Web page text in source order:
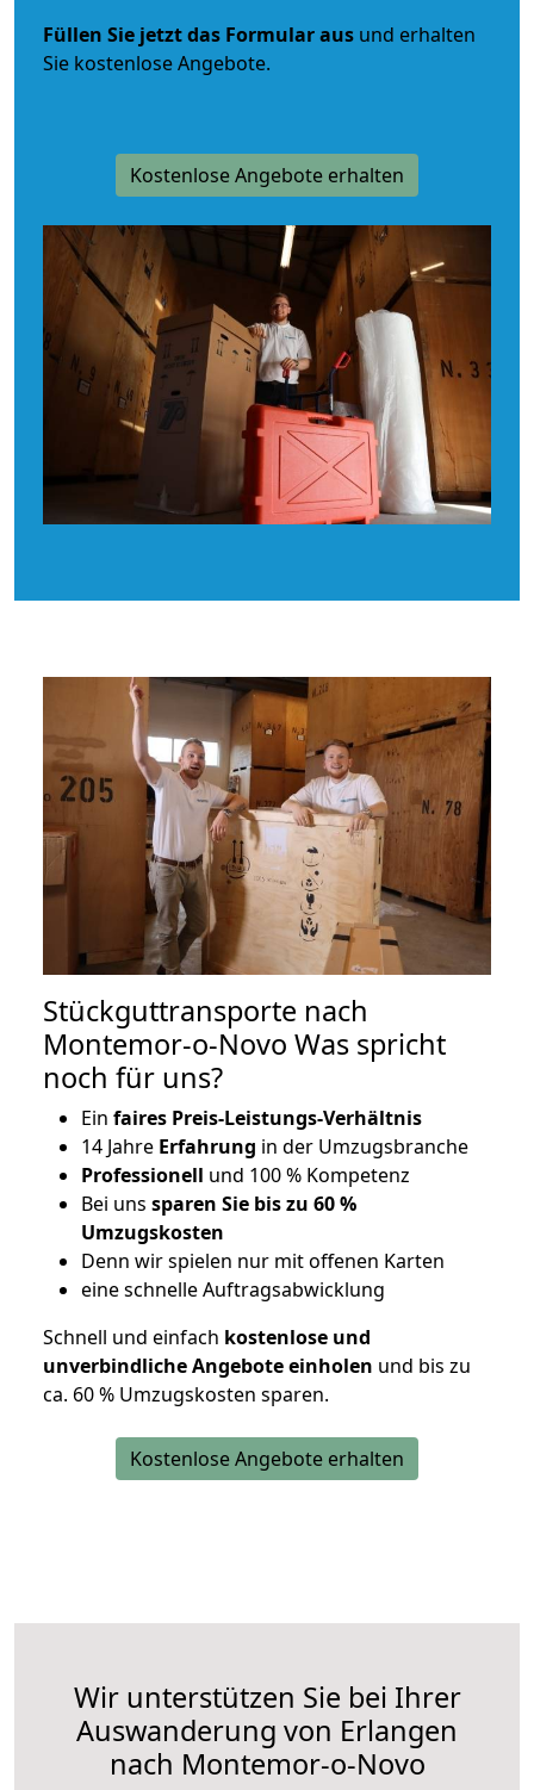
Füllen Sie jetzt das Formular aus und erhalten
Sie kostenlose Angebote.
Kostenlose Angebote erhalten
Stückguttransporte nach
Montemor-o-Novo Was spricht
noch für uns?
Ein faires Preis-Leistungs-Verhältnis
14 Jahre Erfahrung in der Umzugsbranche
Professionell und 100 % Kompetenz
Bei uns sparen Sie bis zu 60 %
Umzugskosten
Denn wir spielen nur mit offenen Karten
eine schnelle Auftragsabwicklung
Schnell und einfach kostenlose und
unverbindliche Angebote einholen und bis zu
ca. 60 % Umzugskosten sparen.
Kostenlose Angebote erhalten
Wir unterstützen Sie bei Ihrer
Auswanderung von Erlangen
nach Montemor-o-Novo